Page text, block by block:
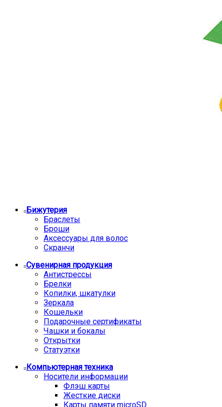
Бижутерия
Браслеты
Броши
Аксессуары для волос
Скранчи
Сувенирная продукция
Антистрессы
Брелки
Копилки, шкатулки
Зеркала
Кошельки
Подарочные сертификаты
Чашки и бокалы
Открытки
Статуэтки
Компьютерная техника
Носители информации
Флэш карты
Жесткие диски
Карты памяти microSD